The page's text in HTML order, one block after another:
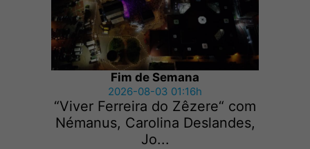
Fim de Semana
2026-08-03 01:16h
“Viver Ferreira do Zêzere“ com
Némanus, Carolina Deslandes,
Jo...